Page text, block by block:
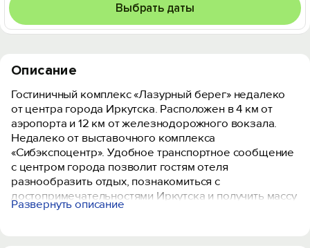
Выбрать даты
Описание
Гостиничный комплекс «Лазурный берег» недалеко
от центра города Иркутска. Расположен в 4 км от
аэропорта и 12 км от железнодорожного вокзала.
Недалеко от выставочного комплекса
«Сибэкспоцентр». Удобное транспортное сообщение
с центром города позволит гостям отеля
разнообразить отдых, познакомиться с
достопримечательностями Иркутска и получить массу
ярких впечатлений.
Развернуть описание